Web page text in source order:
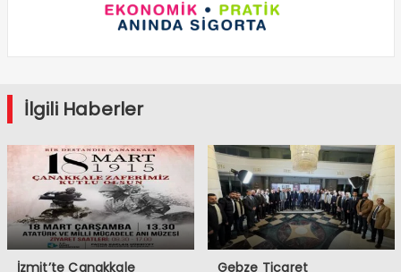
İlgili Haberler
İzmit’te Çanakkale
Gebze Ticaret